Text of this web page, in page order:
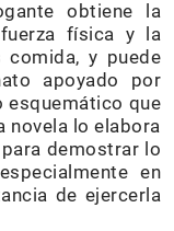
obtiene la
física y la
y puede
apoyado por
esquemático que
novela lo elabora
demostrar lo
en
de ejercerla